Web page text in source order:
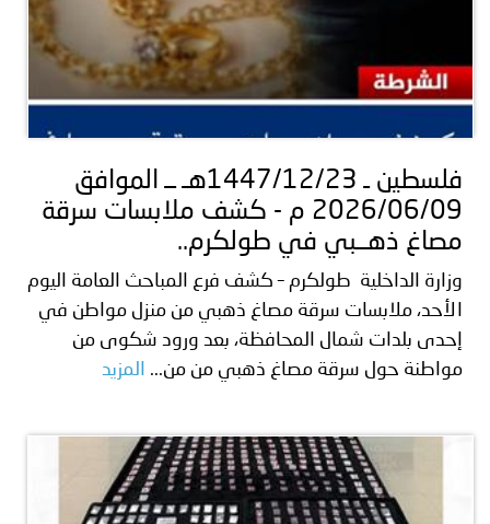
فلسطين ـ 1447/12/23هـ ــ الموافق
2026/06/09 م - كشف ملابسات سرقة
مصاغ ذهــبي في طولكرم..
وزارة الداخلية طولكرم – كشف فرع المباحث العامة اليوم
الأحد، ملابسات سرقة مصاغ ذهبي من منزل مواطن في
إحدى بلدات شمال المحافظة، بعد ورود شكوى من
مواطنة حول سرقة مصاغ ذهبي من من...
المزيد